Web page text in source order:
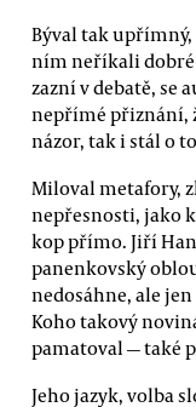
Býval tak
ním neříkali dobré
zazní v debatě, se
nepřímé přiznání,
názor, tak i stál o
Miloval metafory,
nepřesnosti, jako
kop přímo. Jiří
panenkovský
nedosáhne, ale
Koho takový
pamatoval — také
Jeho jazyk, volba